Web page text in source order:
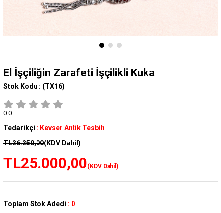
El İşçiliğin Zarafeti İşçilikli Kuka
Stok Kodu : (TX16)
0.0
Tedarikçi : Kevser Antik Tesbih
TL26.250,00(KDV Dahil)
TL25.000,00(KDV Dahil)
Toplam Stok Adedi : 0